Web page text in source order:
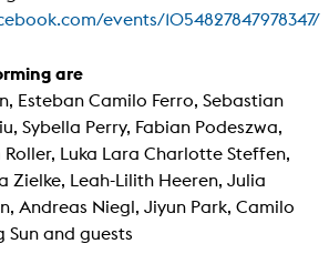
events/1054827847978347/
are
Esteban Camilo Ferro, Sebastian
Sybella Perry, Fabian Podeszwa,
Roller, Luka Lara Charlotte Steffen,
Zielke, Leah-Lilith Heeren, Julia
Andreas Niegl, Jiyun Park, Camilo
Sun and guests